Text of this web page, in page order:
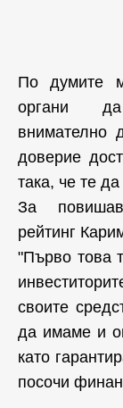
По думите
органи
внимателно
доверие
така, че те
За
рейтинг
"Първо това
своите
да имаме и
като
посочи